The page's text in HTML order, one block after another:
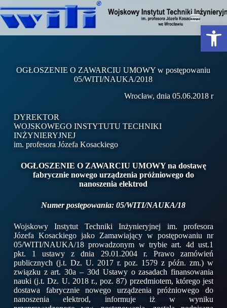
Otwórz pasek narzędzi
OGŁOSZENIE O ZAWARCIU UMOWY w postępowaniu
05/WITI/NAUKA/2018
Wrocław, dnia 05.06.2018 r
DYREKTOR
WOJSKOWEGO INSTYTUTU TECHNIKI
INŻYNIERYJNEJ
im. profesora Józefa Kosackiego
OGŁOSZENIE O ZAWARCIU UMOWY na dostawę
fabrycznie nowego urządzenia próżniowego do
nanoszenia elektrod
Numer postępowania: 05/WITI/NAUKA/18
Wojskowy Instytut Techniki Inżynieryjnej im. profesora
Józefa Kosackiego jako Zamawiający w postępowaniu nr
05/WITI/NAUKA/18 prowadzonym w trybie art. 4d ust.1
pkt. 1 ustawy z dnia 29.01.2004 r. Prawo zamówień
publicznych (j.t. Dz. U. 2017 r. poz. 1579 z późn. zm.) w
związku z art. 30a – 30d Ustawy o zasadach finansowania
nauki (j.t. Dz. U. 2018 r., poz. 87) przedmiotem, którego jest
dostawa fabrycznie nowego urządzenia próżniowego do
nanoszenia elektrod, informuje iż w wyniku